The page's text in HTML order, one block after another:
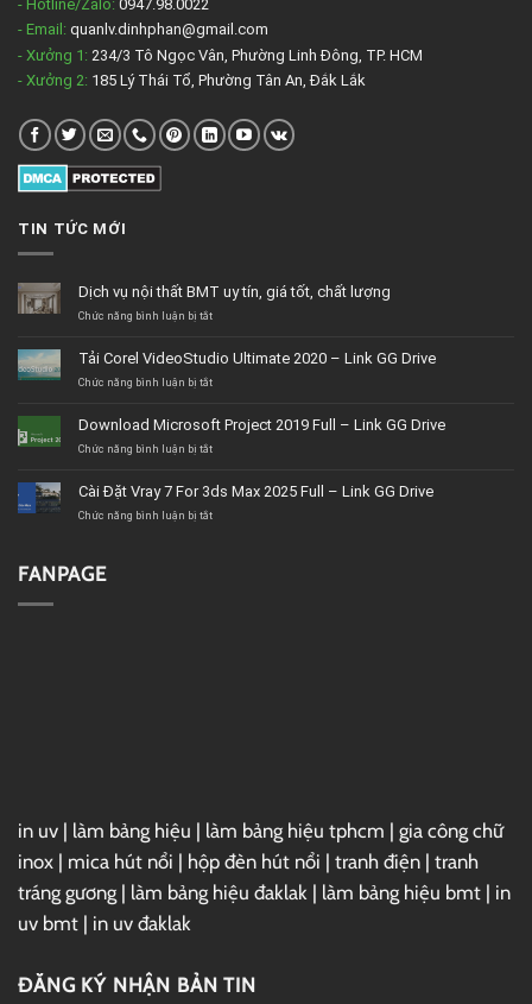
- Hotline/Zalo: 0947.98.0022
- Email: quanlv.dinhphan@gmail.com
- Xưởng 1: 234/3 Tô Ngọc Vân, Phường Linh Đông, TP. HCM
- Xưởng 2: 185 Lý Thái Tổ, Phường Tân An, Đắk Lắk
TIN TỨC MỚI
Dịch vụ nội thất BMT uy tín, giá tốt, chất lượng
Chức năng bình luận bị tắtở
nội
thất
tín,
giá
lượng
Tải Corel VideoStudio Ultimate 2020 – Link GG Drive
Chức năng bình luận bị tắtở
VideoStudio
Ultimate
Link
GG
Download Microsoft Project 2019 Full – Link GG Drive
Chức năng bình luận bị tắtở
Project
2019
Cài Đặt Vray 7 For 3ds Max 2025 Full – Link GG Drive
Chức năng bình luận bị tắtở
FANPAGE
in uv | làm bảng hiệu | làm bảng hiệu tphcm | gia công chữ
inox | mica hút nổi | hộp đèn hút nổi | tranh điện | tranh
tráng gương | làm bảng hiệu đaklak | làm bảng hiệu bmt | in
uv bmt | in uv đaklak
ĐĂNG KÝ NHẬN BẢN TIN